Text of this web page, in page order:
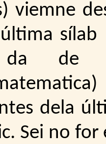
viemne
sílab
da de
dela
Sei no